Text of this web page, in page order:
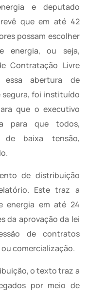
e deputado
que em até 42
possam escolher
energia, ou seja,
Contratação Livre
essa abertura de
segura, foi instituído
que o executivo
para que todos,
de baixa tensão,
de distribuição
Este traz a
energia em até 24
da aprovação da lei
de contratos
comercialização.
o texto traz a
por meio de